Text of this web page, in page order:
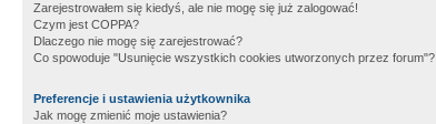
Zarejestrowałem się kiedyś, ale nie mogę się już zalogować!
Czym jest COPPA?
Dlaczego nie mogę się zarejestrować?
Co spowoduje "Usunięcie wszystkich cookies utworzonych przez forum"?
Preferencje i ustawienia użytkownika
Jak mogę zmienić moje ustawienia?